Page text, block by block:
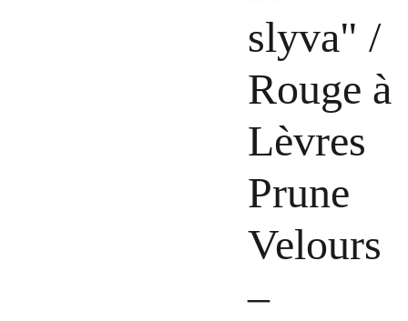
slyva" /
Rouge à
Lèvres
Prune
Velours
–